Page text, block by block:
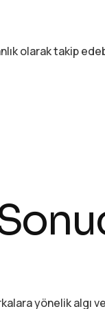
olarak takip
yönelik algı